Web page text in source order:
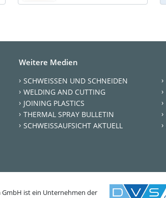
Weitere Medien
SCHWEISSEN UND SCHNEIDEN
WELDING AND CUTTING
JOINING PLASTICS
THERMAL SPRAY BULLETIN
SCHWEISSAUFSICHT AKTUELL
GmbH ist ein Unternehmen der